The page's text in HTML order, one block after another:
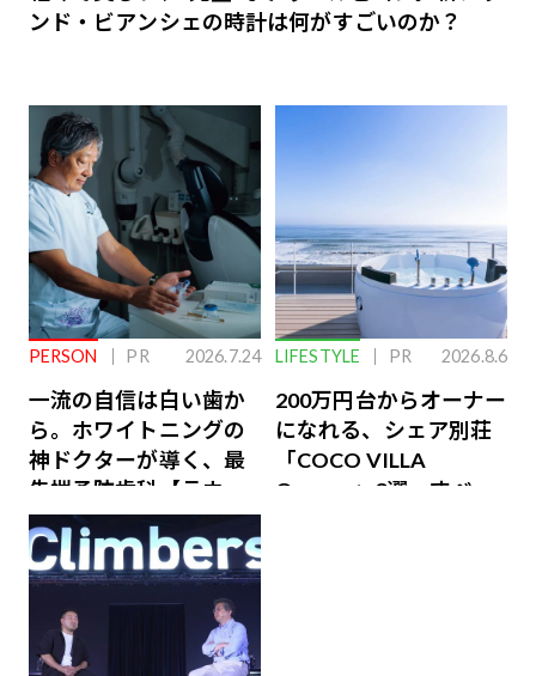
ンド・ビアンシェの時計は何がすごいのか？
PERSON PR 2026.7.24
一流の自信は白い歯か
ら。ホワイトニングの
神ドクターが導く、最
先端予防歯科【ラウン
ジ会員特典あり】
LIFESTYLE PR 2026.8.6
200万円台からオーナー
になれる、シェア別荘
「COCO VILLA
Owners」3選。すべて